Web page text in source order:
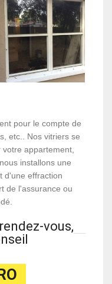
pour le compte de
etc.. Nos vitriers se
appartement,
installons une
d'une effraction
de l'assurance ou
vous,